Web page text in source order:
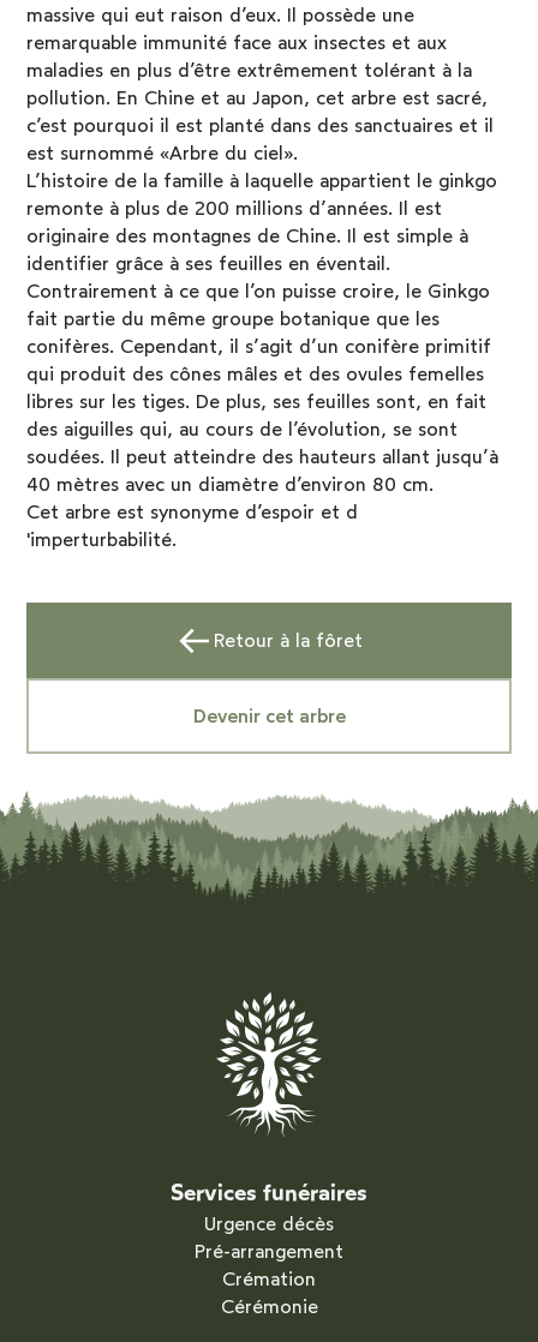
massive qui eut raison d’eux. Il possède une
remarquable immunité face aux insectes et aux
maladies en plus d’être extrêmement tolérant à la
pollution. En Chine et au Japon, cet arbre est sacré,
c’est pourquoi il est planté dans des sanctuaires et il
est surnommé «Arbre du ciel».
L’histoire de la famille à laquelle appartient le ginkgo
remonte à plus de 200 millions d’années. Il est
originaire des montagnes de Chine. Il est simple à
identifier grâce à ses feuilles en éventail.
Contrairement à ce que l’on puisse croire, le Ginkgo
fait partie du même groupe botanique que les
conifères. Cependant, il s’agit d’un conifère primitif
qui produit des cônes mâles et des ovules femelles
libres sur les tiges. De plus, ses feuilles sont, en fait
des aiguilles qui, au cours de l’évolution, se sont
soudées. Il peut atteindre des hauteurs allant jusqu’à
40 mètres avec un diamètre d’environ 80 cm.
Cet arbre est synonyme d’espoir et d
'imperturbabilité.
Retour à la fôret
Devenir cet arbre
Services funéraires
Urgence décès
Pré-arrangement
Crémation
Cérémonie